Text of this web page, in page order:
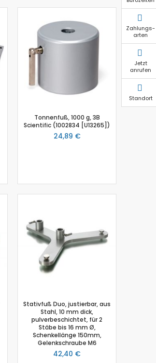
Tonnenfuß, 1000 g, 3B
Scientific (1002834 [U13265])
24,89 €
Stativfuß Duo, justierbar, aus
Stahl, 10 mm dick,
pulverbeschichtet, für 2
Stäbe bis 16 mm Ø,
Schenkellänge 150mm,
Gelenkschraube M6
42,40 €
Zahlungs-
arten
Jetzt
anrufen
Standort